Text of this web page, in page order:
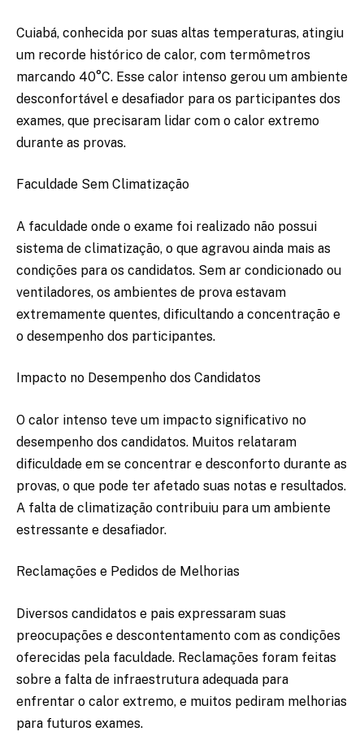
Cuiabá, conhecida por suas altas temperaturas, atingiu
um recorde histórico de calor, com termômetros
marcando 40°C. Esse calor intenso gerou um ambiente
desconfortável e desafiador para os participantes dos
exames, que precisaram lidar com o calor extremo
durante as provas.
Faculdade Sem Climatização
A faculdade onde o exame foi realizado não possui
sistema de climatização, o que agravou ainda mais as
condições para os candidatos. Sem ar condicionado ou
ventiladores, os ambientes de prova estavam
extremamente quentes, dificultando a concentração e
o desempenho dos participantes.
Impacto no Desempenho dos Candidatos
O calor intenso teve um impacto significativo no
desempenho dos candidatos. Muitos relataram
dificuldade em se concentrar e desconforto durante as
provas, o que pode ter afetado suas notas e resultados.
A falta de climatização contribuiu para um ambiente
estressante e desafiador.
Reclamações e Pedidos de Melhorias
Diversos candidatos e pais expressaram suas
preocupações e descontentamento com as condições
oferecidas pela faculdade. Reclamações foram feitas
sobre a falta de infraestrutura adequada para
enfrentar o calor extremo, e muitos pediram melhorias
para futuros exames.